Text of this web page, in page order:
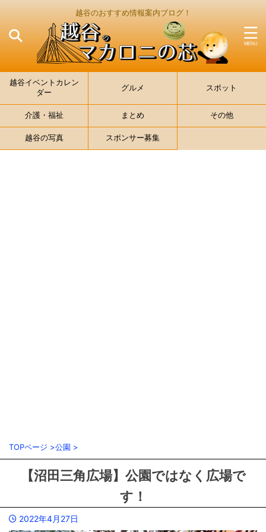
越谷のおすすめ情報案内ブログ！
越谷イベントカレン
ダー
グルメ スポット
介護・福祉 まとめ その他
越谷の写真 スポンサー募集
TOPページ >公園 >
【沼田三角広場】公園ではなく広場で
す！
2022年4月27日